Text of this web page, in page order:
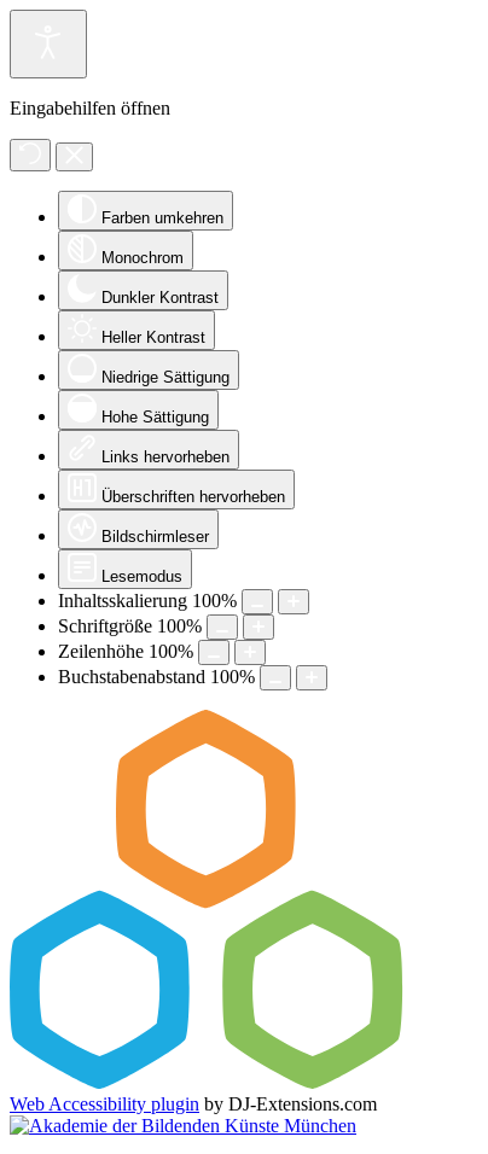
Eingabehilfen öffnen
Farben umkehren
Monochrom
Dunkler Kontrast
Heller Kontrast
Niedrige Sättigung
Hohe Sättigung
Links hervorheben
Überschriften hervorheben
Bildschirmleser
Lesemodus
Inhaltsskalierung 100%
Schriftgröße 100%
Zeilenhöhe 100%
Buchstabenabstand 100%
Web Accessibility plugin by DJ-Extensions.com